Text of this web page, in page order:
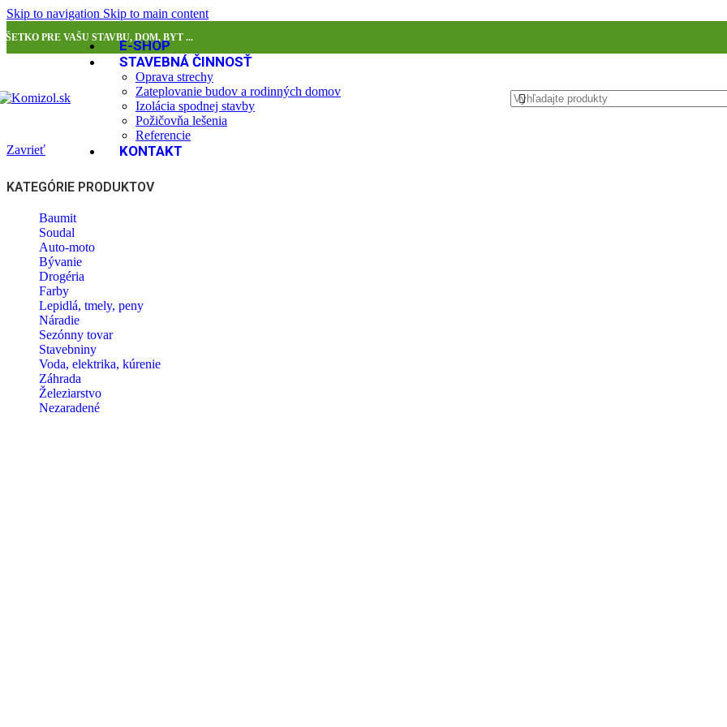
Skip to navigation Skip to main content
PRE VAŠU STAVBU, DOM, BYT ...
E-SHOP
STAVEBNÁ ČINNOSŤ
Oprava strechy
Zateplovanie budov a rodinných domov
Izolácia spodnej stavby
Požičovňa lešenia
Referencie
KONTAKT
Zavrieť
KATEGÓRIE PRODUKTOV
Baumit
Soudal
Auto-moto
Bývanie
Drogéria
Farby
Lepidlá, tmely, peny
Náradie
Sezónny tovar
Stavebniny
Voda, elektrika, kúrenie
Záhrada
Železiarstvo
Nezaradené